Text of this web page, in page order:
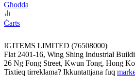
Għodda
Ċarts
IGITEMS LIMITED (76508000)
Flat 2401-16, Wing Shing Industrial
26 Ng Fong Street, Kwun Tong, Hong
Tixtieq tirreklama? Ikkuntattjana fuq